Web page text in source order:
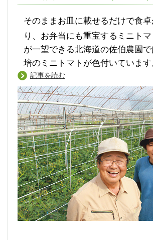
そのままお皿に載せるだけで食
り、お弁当にも重宝するミニトマ
が一望できる北海道の佐伯農園
培のミニトマトが色付いています
記事を読む